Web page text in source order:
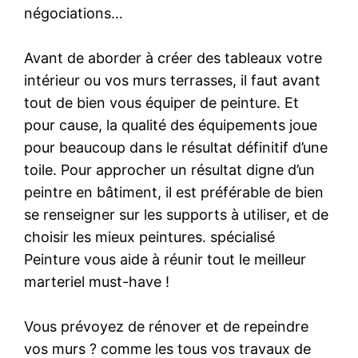
négociations…
Avant de aborder à créer des tableaux votre
intérieur ou vos murs terrasses, il faut avant
tout de bien vous équiper de peinture. Et
pour cause, la qualité des équipements joue
pour beaucoup dans le résultat définitif d’une
toile. Pour approcher un résultat digne d’un
peintre en bâtiment, il est préférable de bien
se renseigner sur les supports à utiliser, et de
choisir les mieux peintures. spécialisé
Peinture vous aide à réunir tout le meilleur
marteriel must-have !
Vous prévoyez de rénover et de repeindre
vos murs ? comme les tous vos travaux de